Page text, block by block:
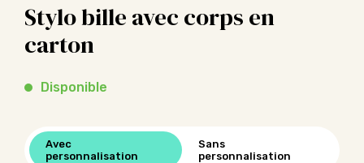
Stylo bille avec corps en
carton
Disponible
Avec
personnalisation
Sans
personnalisation